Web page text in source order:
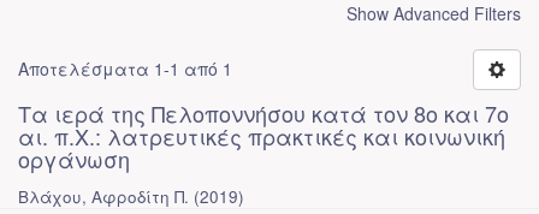
Show Advanced Filters
Αποτελέσματα 1-1 από 1
Τα ιερά της Πελοποννήσου κατά τον 8ο και 7ο
αι. π.Χ.: λατρευτικές πρακτικές και κοινωνική
οργάνωση
Βλάχου, Αφροδίτη Π. (2019)